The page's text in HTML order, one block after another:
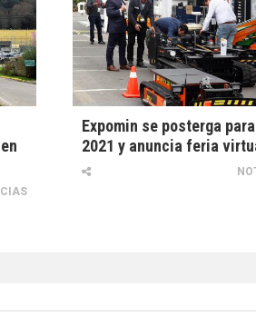
Expomin se posterga
2021 y anuncia feria